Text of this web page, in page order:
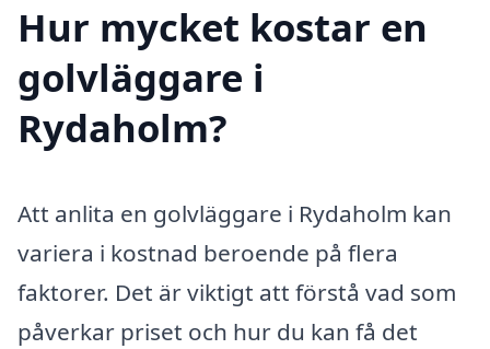
Hur mycket kostar en
golvläggare i
Rydaholm?
Att anlita en golvläggare i Rydaholm kan
variera i kostnad beroende på flera
faktorer. Det är viktigt att förstå vad som
påverkar priset och hur du kan få det